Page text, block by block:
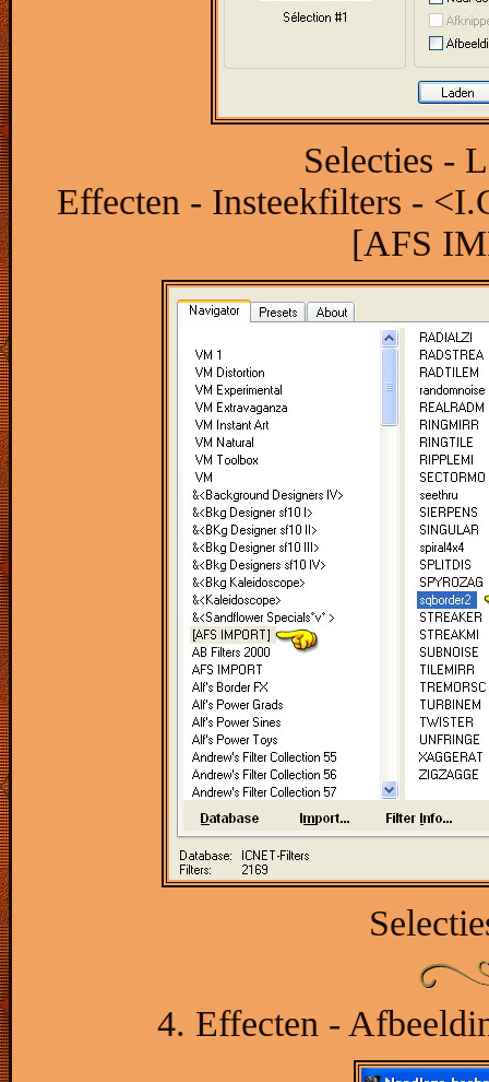
Selecties -
Effecten - Insteekfilters -
[AFS
4. Effecten -